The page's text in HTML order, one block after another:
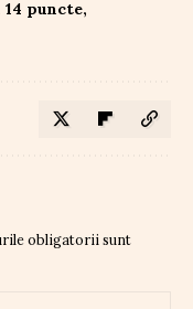
14 puncte
obligatorii sunt